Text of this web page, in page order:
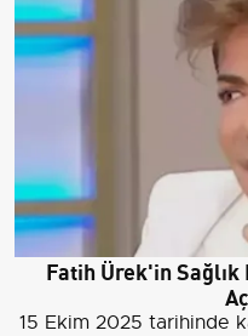
Fatih Ürek'in
15 Ekim 2025 tarihinde